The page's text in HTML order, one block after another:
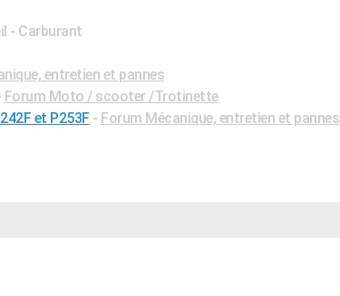
- Carburant
entretien et pannes
Forum Moto / scooter /Trotinette
et P253F - Forum Mécanique, entretien et pannes